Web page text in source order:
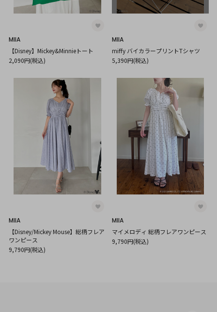
MIIA
【Disney】Mickey&Minnieトート
2,090円(税込)
MIIA
miffy バイカラープリントTシャツ
5,390円(税込)
MIIA
【Disney/Mickey Mouse】総柄フレア
ワンピース
9,790円(税込)
MIIA
マイメロディ 総柄フレアワンピース
9,790円(税込)